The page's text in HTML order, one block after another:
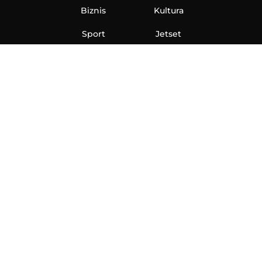
Biznis
Sport
Kultura
Jetset